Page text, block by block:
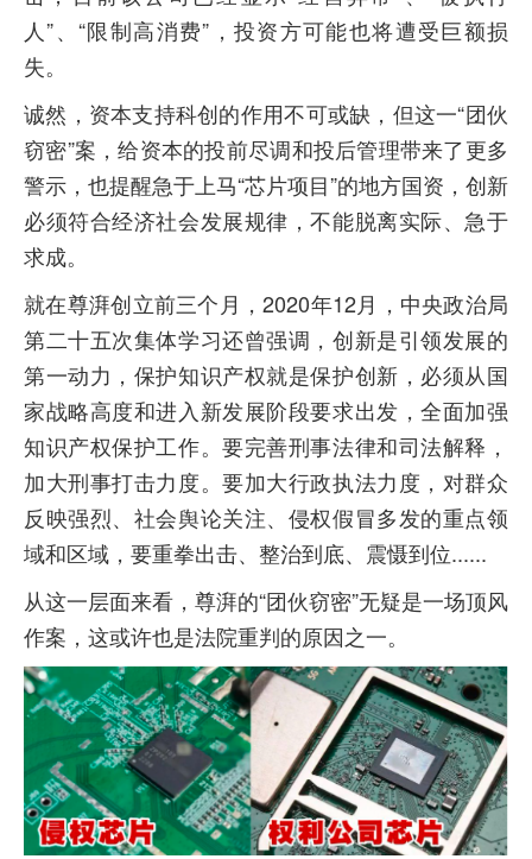
人”、“限制高消费”，投资方可能也将遭受巨额损
失。
诚然，资本支持科创的作用不可或缺，但这一“团伙
窃密”案，给资本的投前尽调和投后管理带来了更多
警示，也提醒急于上马“芯片项目”的地方国资，创新
必须符合经济社会发展规律，不能脱离实际、急于
求成。
就在尊湃创立前三个月，2020年12月，中央政治局
第二十五次集体学习还曾强调，创新是引领发展的
第一动力，保护知识产权就是保护创新，必须从国
家战略高度和进入新发展阶段要求出发，全面加强
知识产权保护工作。要完善刑事法律和司法解释，
加大刑事打击力度。要加大行政执法力度，对群众
反映强烈、社会舆论关注、侵权假冒多发的重点领
域和区域，要重拳出击、整治到底、震慑到位......
从这一层面来看，尊湃的“团伙窃密”无疑是一场顶风
作案，这或许也是法院重判的原因之一。